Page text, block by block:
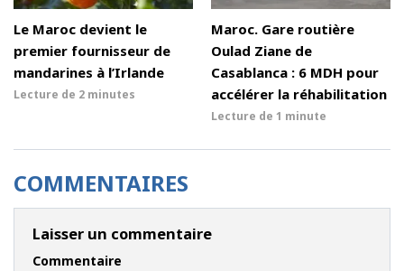
Le Maroc devient le
premier fournisseur de
mandarines à l’Irlande
Lecture de 2 minutes
Maroc. Gare routière
Oulad Ziane de
Casablanca : 6 MDH pour
accélérer la réhabilitation
Lecture de 1 minute
COMMENTAIRES
Laisser un commentaire
Commentaire